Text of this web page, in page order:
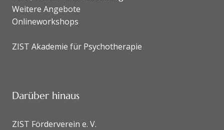
Weitere Angebote
Onlineworkshops
ZIST Akademie für Psychotherapie
Darüber hinaus
ZIST Förderverein e. V.